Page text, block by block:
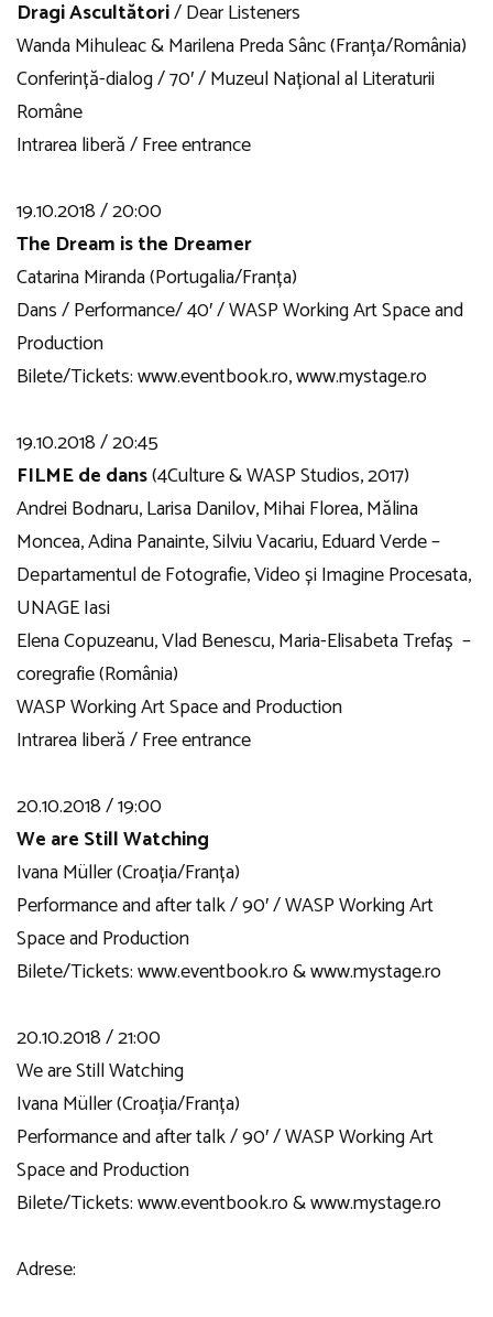
Dragi Ascultători/ Dear Listeners
Wanda Mihuleac & Marilena Preda Sânc (Franța/România)
Conferință-dialog / 70′ / Muzeul Național al Literaturii
Române
Intrarea liberă / Free entrance
19.10.2018 / 20:00
The Dream is the Dreamer
Catarina Miranda (Portugalia/Franța)
Dans / Performance/ 40′ / WASP Working Art Space and
Production
Bilete/Tickets: www.eventbook.ro, www.mystage.ro
19.10.2018 / 20:45
FILME de dans(4Culture & WASP Studios, 2017)
Andrei Bodnaru, Larisa Danilov, Mihai Florea, Mălina
Moncea, Adina Panainte, Silviu Vacariu, Eduard Verde –
Departamentul de Fotografie, Video și Imagine Procesata,
UNAGE Iasi
Elena Copuzeanu, Vlad Benescu, Maria-Elisabeta Trefaș –
coregrafie (România)
WASP Working Art Space and Production
Intrarea liberă / Free entrance
20.10.2018 / 19:00
We are Still Watching
Ivana Müller (Croația/Franța)
Performance and after talk / 90′ / WASP Working Art
Space and Production
Bilete/Tickets: www.eventbook.ro & www.mystage.ro
20.10.2018 / 21:00
We are Still Watching
Ivana Müller (Croația/Franța)
Performance and after talk / 90′ / WASP Working Art
Space and Production
Bilete/Tickets: www.eventbook.ro & www.mystage.ro
Adrese: